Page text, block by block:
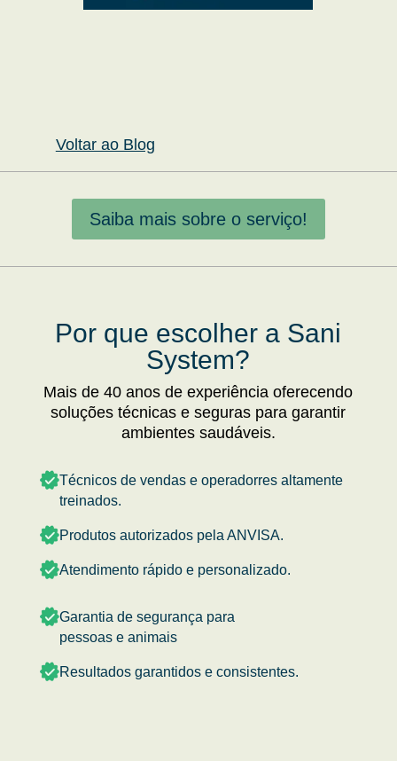
Voltar ao Blog
Saiba mais sobre o serviço!
Por que escolher a Sani
System?
Mais de 40 anos de experiência oferecendo
soluções técnicas e seguras para garantir
ambientes saudáveis.
Técnicos de vendas e operadorres altamente
treinados.
Produtos autorizados pela ANVISA.
Atendimento rápido e personalizado.
Garantia de segurança para
pessoas e animais
Resultados garantidos e consistentes.